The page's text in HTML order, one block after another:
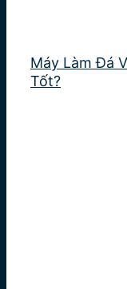
Máy Làm Đá
Tốt?